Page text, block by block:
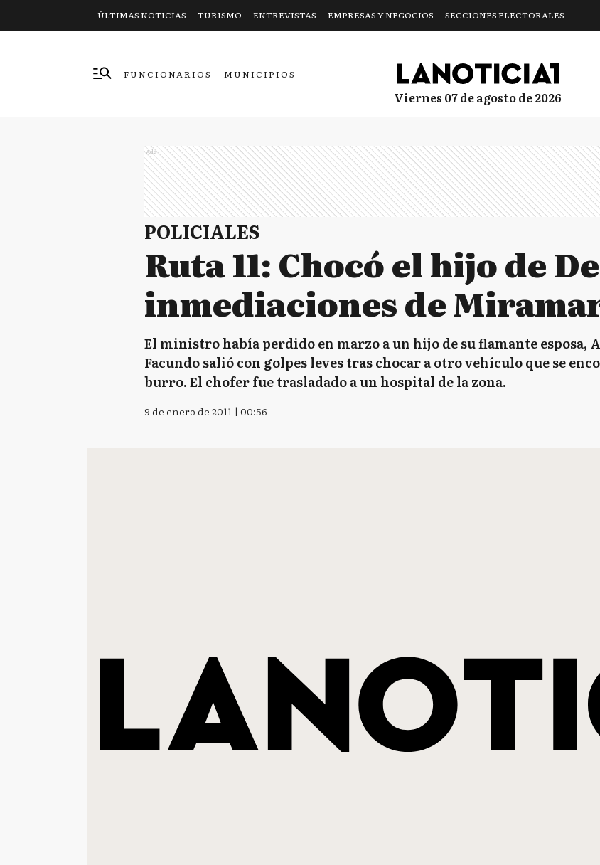
ÚLTIMAS NOTICIAS TURISMO ENTREVISTAS EMPRESAS Y NEGOCIOS SECCIONES ELECTORALES
FUNCIONARIOS
MUNICIPIOS
viernes 07 de agosto de 2026
Ads
POLICIALES
Ruta 11: Chocó el hijo de
inmediaciones de
El ministro había perdido en marzo a un hijo de su flamante
Facundo salió con golpes leves tras chocar a otro vehículo que se
burro. El chofer fue trasladado a un hospital de la zona.
9 de enero de 2011 | 00:56